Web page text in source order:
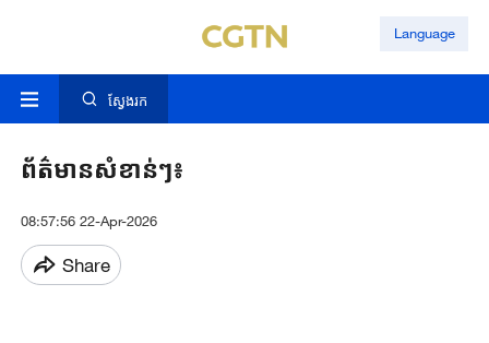
Language
ស្វែងរក
ព័ត៌មាន​សំខាន់​ៗ៖
08:57:56 22-Apr-2026
Share